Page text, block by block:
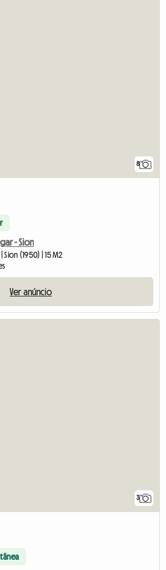
8
- Sion
(1950) | 15 M2
Ver anúncio
3